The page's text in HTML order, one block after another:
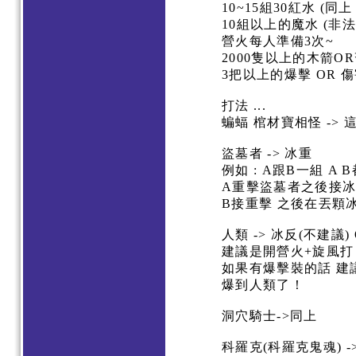
10~15組30紅水 (同
10組以上的魔水 (非
營火每人準備3次~
2000隻以上的木箭
3把以上的爆擊 OR
打法 ...
蝙蝠 棺材寶相怪 ->
盜墓者 -> 冰重
例如 : A跟B一組 A
A重擊盜墓者之後接
B接重擊 之後在丟顆
人類 -> 冰反(不建議
建議是開營火+旋風
如果有爆擊裝的話 建
爆到人類了！
洞穴騎士->同上
科羅克(科羅克鬼魂)